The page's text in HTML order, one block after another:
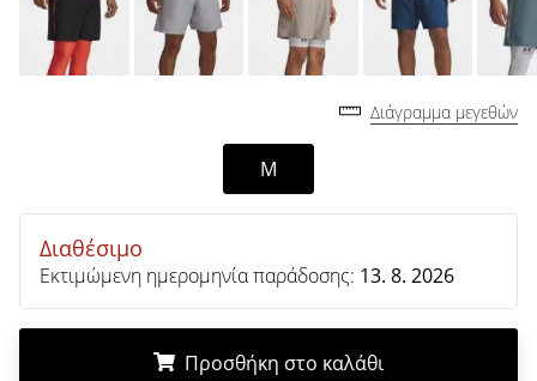
Εμφάνιση
Διάγραμμα μεγεθών
M
Διαθέσιμο
Εκτιμώμενη ημερομηνία παράδοσης: 13. 8. 2026
Προσθήκη στο καλάθι